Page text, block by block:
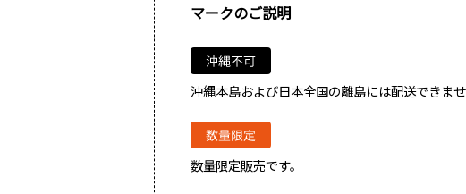
マークのご説明
沖縄本島および日本全国の離島には配送できませ
数量限定販売です。